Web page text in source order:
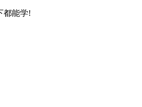
都能学!